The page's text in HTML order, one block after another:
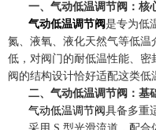
一、气动低温调节阀：核
气动低温调节阀是专为低
氮、液氧、液化天然气等低
低，对阀门的耐低温性能、
阀的结构设计恰好适配这类低
二、气动低温调节阀：基
气动低温调节阀具备多重